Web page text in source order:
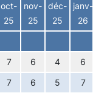
oct-
25
nov-
25
déc-
25
janv-
26
7 6 4 6
7 6 5 7